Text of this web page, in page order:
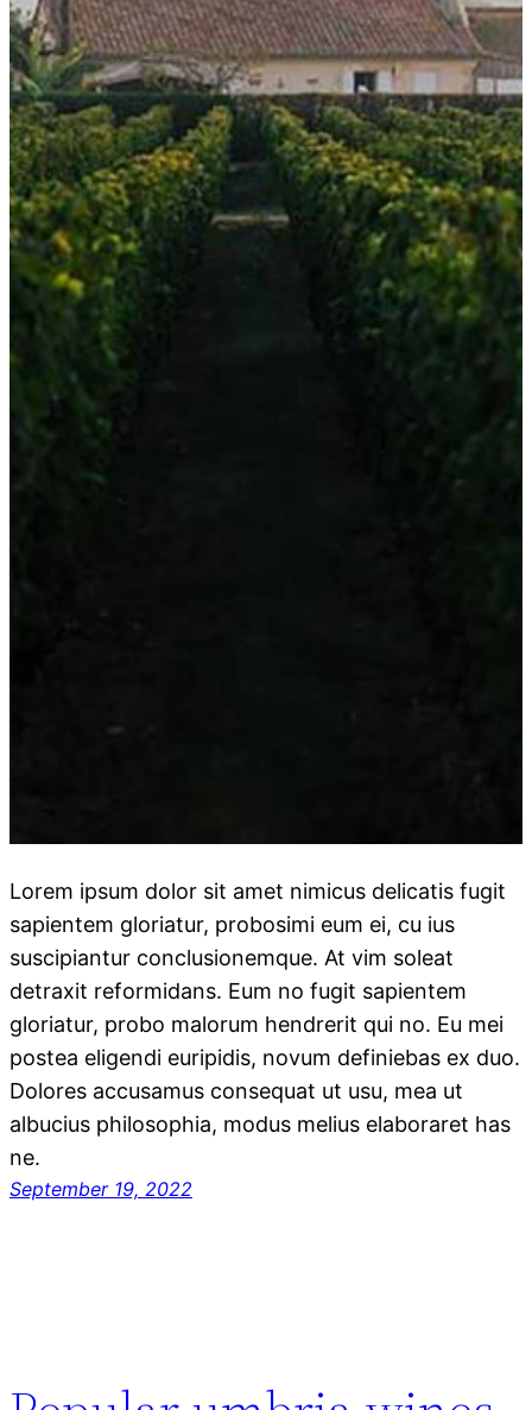
Lorem ipsum dolor sit amet nimicus delicatis fugit
sapientem gloriatur, probosimi eum ei, cu ius
suscipiantur conclusionemque. At vim soleat
detraxit reformidans. Eum no fugit sapientem
gloriatur, probo malorum hendrerit qui no. Eu mei
postea eligendi euripidis, novum definiebas ex duo.
Dolores accusamus consequat ut usu, mea ut
albucius philosophia, modus melius elaboraret has
ne.
September 19, 2022